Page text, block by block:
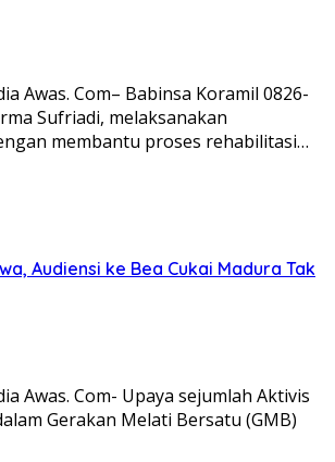
Awas. Com– Babinsa Koramil 0826-
Sufriadi, melaksanakan
membantu proses rehabilitasi…
Audiensi ke Bea Cukai Madura Tak
Awas. Com- Upaya sejumlah Aktivis
Gerakan Melati Bersatu (GMB)